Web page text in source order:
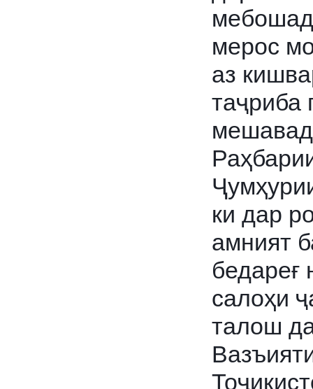
мерос
аз
таҷриба
ки дар
амният
бедареғ
салоҳи
талош